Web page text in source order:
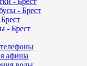
- Брест
- Брест
афиша